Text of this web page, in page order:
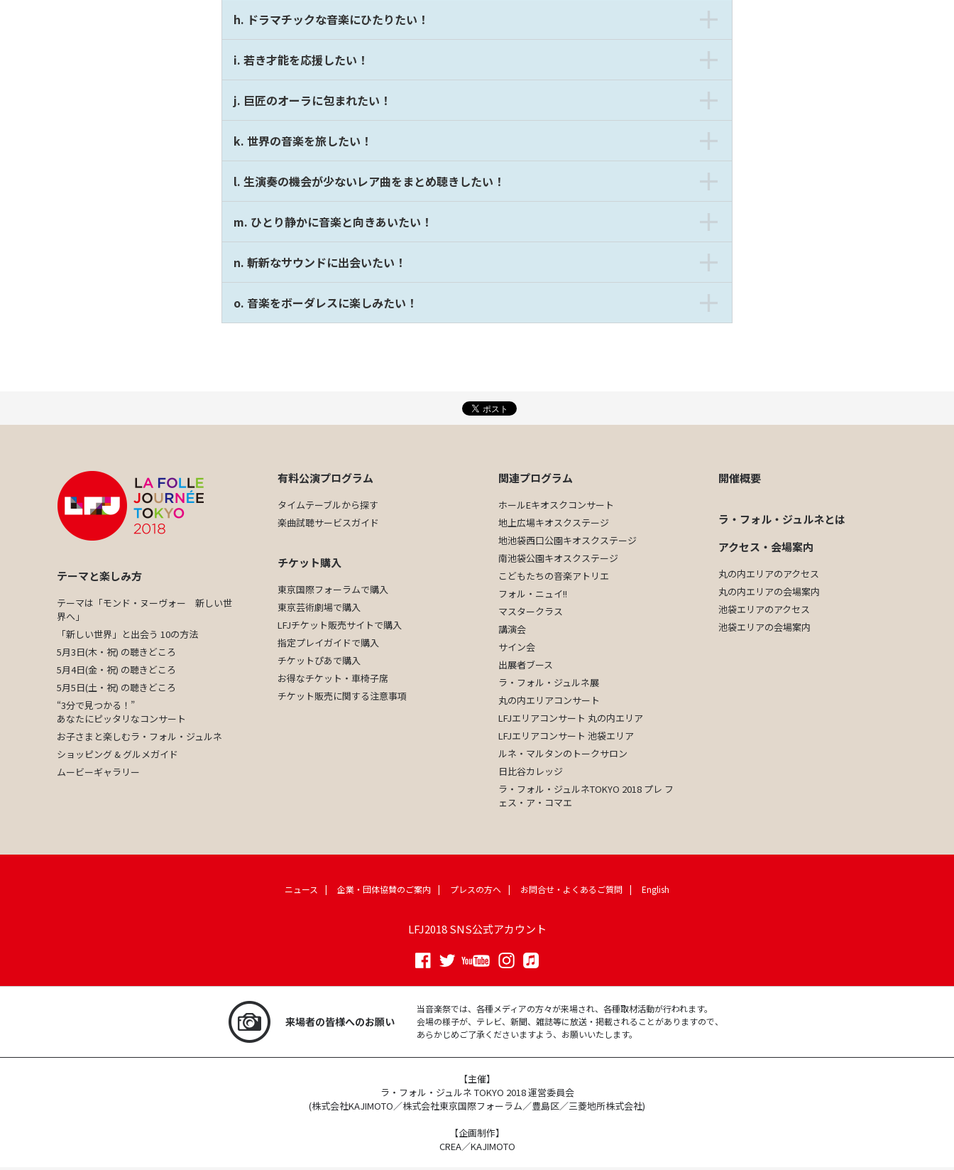
h. ドラマチックな音楽にひたりたい！
i. 若き才能を応援したい！
j. 巨匠のオーラに包まれたい！
k. 世界の音楽を旅したい！
l. 生演奏の機会が少ないレア曲をまとめ聴きしたい！
m. ひとり静かに音楽と向きあいたい！
n. 斬新なサウンドに出会いたい！
o. 音楽をボーダレスに楽しみたい！
テーマと楽しみ方
テーマは「モンド・ヌーヴォー 新しい世
界へ」
「新しい世界」と出会う 10の方法
5月3日(木・祝) の聴きどころ
5月4日(金・祝) の聴きどころ
5月5日(土・祝) の聴きどころ
“3分で見つかる！”
あなたにピッタリなコンサート
お子さまと楽しむラ・フォル・ジュルネ
ショッピング & グルメガイド
ムービーギャラリー
有料公演プログラム
タイムテーブルから探す
楽曲試聴サービスガイド
チケット購入
東京国際フォーラムで購入
東京芸術劇場で購入
LFJチケット販売サイトで購入
指定プレイガイドで購入
チケットぴあで購入
お得なチケット・車椅子席
チケット販売に関する注意事項
関連プログラム
ホールEキオスクコンサート
地上広場キオスクステージ
地池袋西口公園キオスクステージ
南池袋公園キオスクステージ
こどもたちの音楽アトリエ
フォル・ニュイ!!
マスタークラス
講演会
サイン会
出展者ブース
ラ・フォル・ジュルネ展
丸の内エリアコンサート
LFJエリアコンサート 丸の内エリア
LFJエリアコンサート 池袋エリア
ルネ・マルタンのトークサロン
日比谷カレッジ
ラ・フォル・ジュルネTOKYO 2018 プレ フ
ェス・ア・コマエ
開催概要
ラ・フォル・ジュルネとは
アクセス・会場案内
丸の内エリアのアクセス
丸の内エリアの会場案内
池袋エリアのアクセス
池袋エリアの会場案内
ニュース 企業・団体協賛のご案内 プレスの方へ お問合せ・よくあるご質問 English
LFJ2018 SNS公式アカウント
来場者の皆様へのお願い
当音楽祭では、各種メディアの方々が来場され、各種取材活動が行われます。
会場の様子が、テレビ、新聞、雑誌等に放送・掲載されることがありますので、
あらかじめご了承くださいますよう、お願いいたします。
【主催】
ラ・フォル・ジュルネ TOKYO 2018 運営委員会
(株式会社KAJIMOTO／株式会社東京国際フォーラム／豊島区／三菱地所株式会社)
【企画制作】
CREA／KAJIMOTO